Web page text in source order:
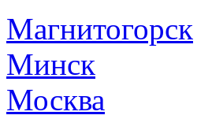
Магнитогорск
Минск
Москва